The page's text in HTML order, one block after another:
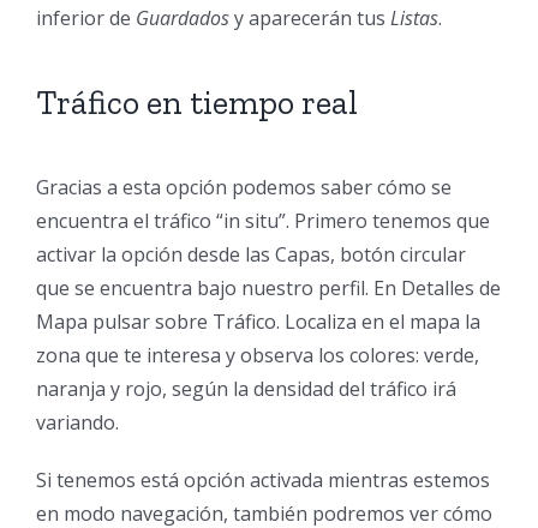
inferior de Guardadosy aparecerán tus Listas.
Tráfico en tiempo real
Gracias a esta opción podemos saber cómo se
encuentra el tráfico “in situ”. Primero tenemos que
activar la opción desde las Capas, botón circular
que se encuentra bajo nuestro perfil. En Detalles de
Mapa pulsar sobre Tráfico. Localiza en el mapa la
zona que te interesa y observa los colores: verde,
naranja y rojo, según la densidad del tráfico irá
variando.
Si tenemos está opción activada mientras estemos
en modo navegación, también podremos ver cómo